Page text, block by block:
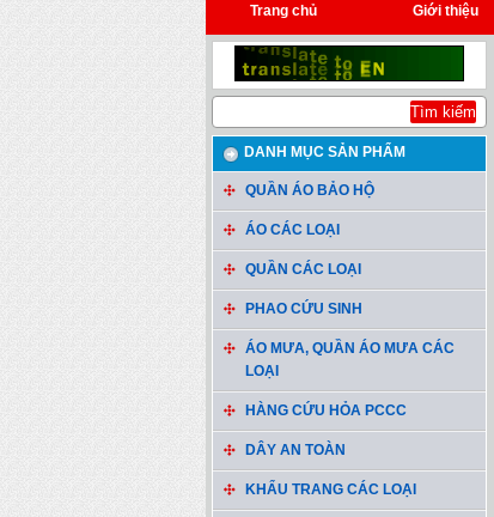
Trang chủ Giới thiệu
DANH MỤC SẢN PHẨM
QUẦN ÁO BẢO HỘ
ÁO CÁC LOẠI
QUẦN CÁC LOẠI
PHAO CỨU SINH
ÁO MƯA, QUẦN ÁO MƯA CÁC
LOẠI
HÀNG CỨU HỎA PCCC
DÂY AN TOÀN
KHẨU TRANG CÁC LOẠI